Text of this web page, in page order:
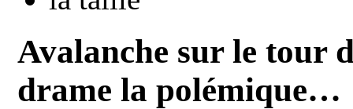
Avalanche sur le tour
drame la polémique…